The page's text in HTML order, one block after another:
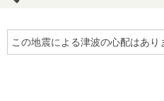
この地震による津波の心配はあり